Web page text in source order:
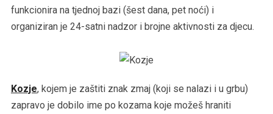
funkcionira na tjednoj bazi (šest dana, pet noći) i
organiziran je 24-satni nadzor i brojne aktivnosti za djecu.
Kozje, kojem je zaštiti znak zmaj (koji se nalazi i u grbu)
zapravo je dobilo ime po kozama koje možeš hraniti